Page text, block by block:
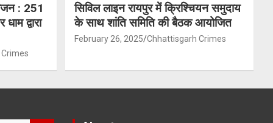
: 251
द्वारा
सिविल लाइन रायपुर में क्रिश्चियन समुदाय
के साथ शांति समिति की बैठक आयोजित
February 26, 2025 Chhattisgarh Crimes